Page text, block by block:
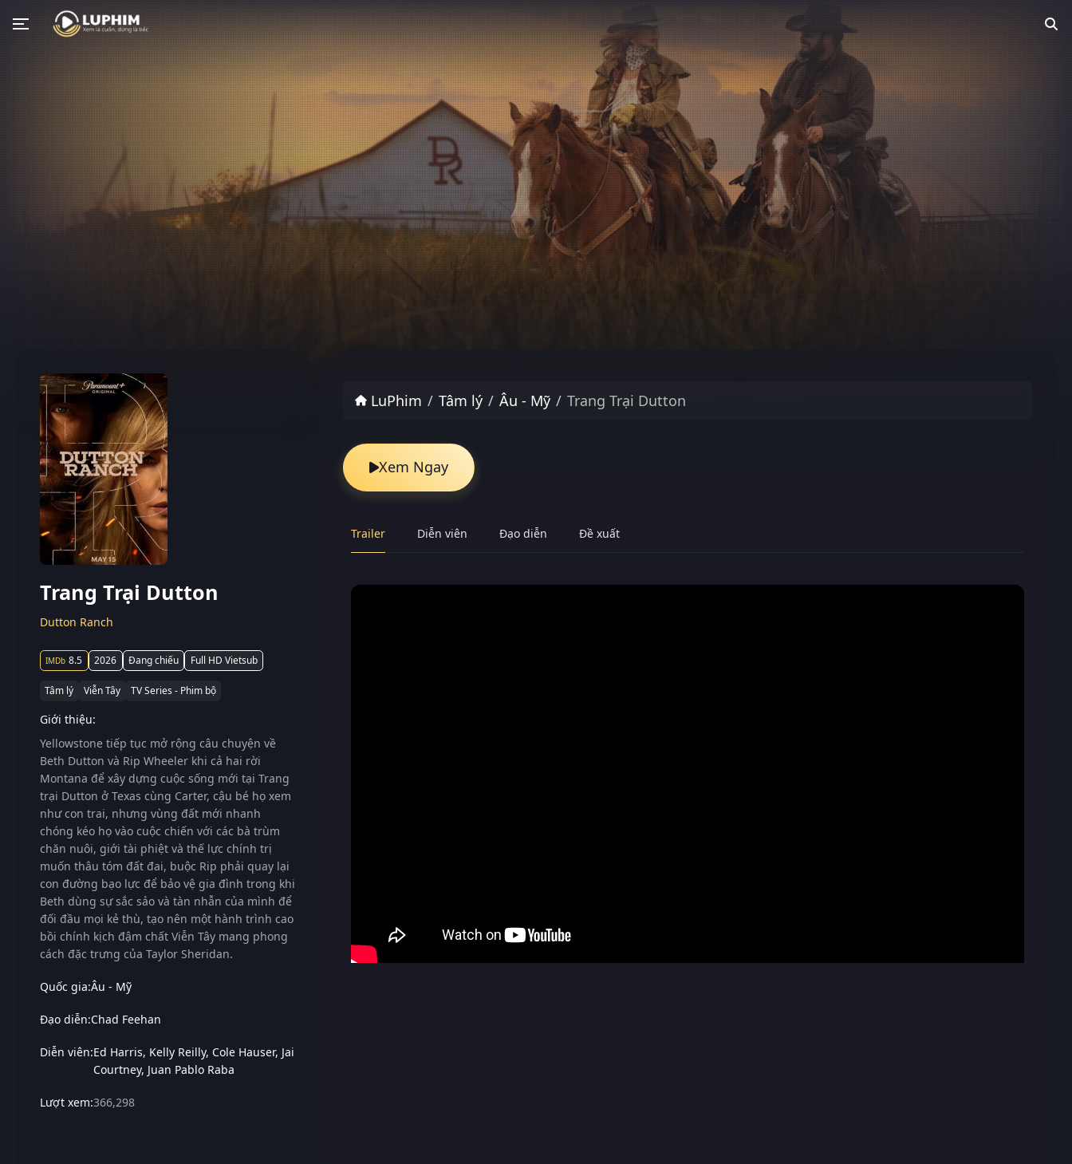
Trang Trại Dutton
Dutton Ranch
8.5 2026 Đang chiếu Full HD Vietsub
Tâm lý Viễn Tây TV Series - Phim bộ
Giới thiệu:
Yellowstone tiếp tục mở rộng câu chuyện về
Beth Dutton và Rip Wheeler khi cả hai rời
Montana để xây dựng cuộc sống mới tại Trang
trại Dutton ở Texas cùng Carter, cậu bé họ xem
như con trai, nhưng vùng đất mới nhanh
chóng kéo họ vào cuộc chiến với các bà trùm
chăn nuôi, giới tài phiệt và thế lực chính trị
muốn thâu tóm đất đai, buộc Rip phải quay lại
con đường bạo lực để bảo vệ gia đình trong khi
Beth dùng sự sắc sảo và tàn nhẫn của mình để
đối đầu mọi kẻ thù, tạo nên một hành trình cao
bồi chính kịch đậm chất Viễn Tây mang phong
cách đặc trưng của Taylor Sheridan.
Quốc gia:Âu - Mỹ
Đạo diễn:Chad Feehan
Diễn viên:Ed Harris Kelly Reilly Cole Hauser Jai
Courtney Juan Pablo Raba
Lượt xem:366,298
LuPhim Tâm lý Âu - Mỹ Trang Trại Dutton
Xem Ngay
Trailer Diễn viên Đạo diễn Đề xuất